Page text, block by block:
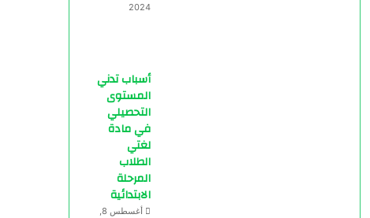
2024
أسباب تدني
المستوى
التحصيلي
في مادة
لغتي
الطلاب
المرحلة
الابتدائية
أغسطس 8,